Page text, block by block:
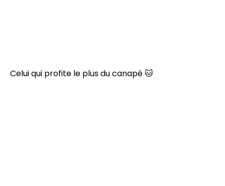
Celui qui profite le plus du canapé 🐱